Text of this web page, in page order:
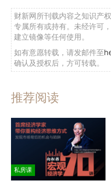
财新网所刊载内容之知识产
专属所有或持有。未经许可
建立镜像等任何使用。
如有意愿转载，请发邮件至
确认及授权后，方可转载。
推荐阅读
私房课